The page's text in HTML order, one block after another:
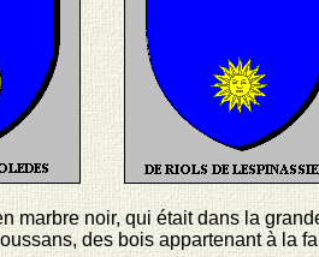
marbre noir, qui était dans la
des bois appartenant à la